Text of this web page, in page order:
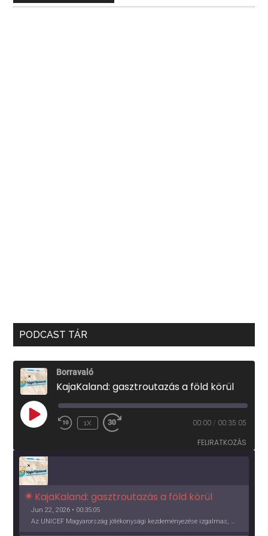
PODCAST TÁR
Borravaló
KajaKaland: gasztroutazás a föld körül
PLAY
EPISODE
1X 00:00 / 00:35:05
FELIRATKOZÁS
KajaKaland: gasztroutazás a föld körül
Jun 22, 2026 • 00:35:05
Az UNICEF Magyarország jótékonysági kezdeményezése izgalmas, egész éves világkörüli ízutazásra hív, igazi családi program és gasztroedukáció, illetve segítség a rászorulóknak is egyben.